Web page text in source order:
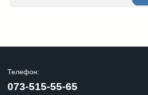
Телефон:
073-515-55-65